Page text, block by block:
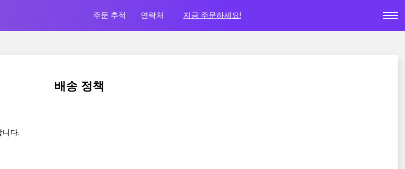
주문 추적 연락처 지금 주문하세요!
배송 정책
다.